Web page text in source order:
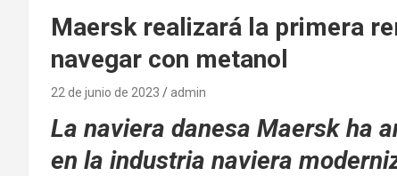
Maersk realizará la primera
navegar con metanol
22 de junio de 2023 admin
La naviera danesa Maersk ha
en la industria naviera